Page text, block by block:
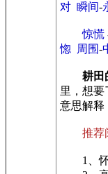
对 瞬间-
惊慌
惚
周围-
耕田
里，想要
意思解释
推荐
1、怀